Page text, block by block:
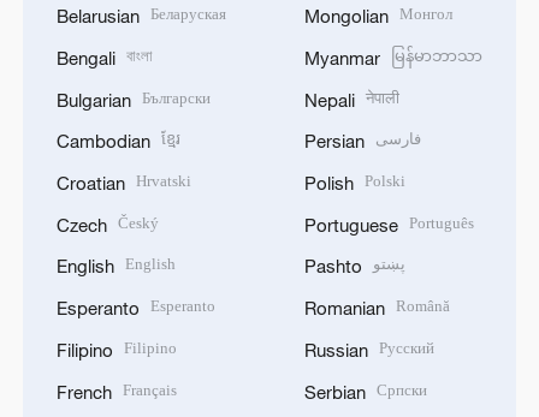
Belarusian Беларуская
Bengali বাংলা
Bulgarian Български
Cambodian ខ្មែរ
Croatian Hrvatski
Czech Český
English English
Esperanto Esperanto
Filipino Filipino
French Français
Mongolian Монгол
Myanmar မြန်မာဘာသာ
Nepali नेपाली
Persian فارسی
Polish Polski
Portuguese Português
Pashto پښتو
Romanian Română
Russian Русский
Serbian Српски